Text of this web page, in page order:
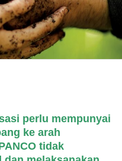
perlu mempunyai
ke arah
tidak